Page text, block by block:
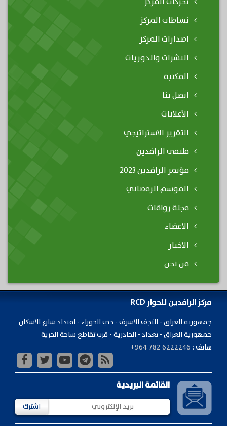
نشاطات المركز
اصدارات المركز
النشرات والدوريات
المكتبة
اتصل بنا
الأعلانات
التقرير الاستراتيجي
ملتقى الرافدين
مؤتمر الرافدين 2023
الموسم الرمضاني
مجلة رواقات
الاعضاء
الاخبار
من نحن
مركز الرافدين للحوار RCD
جمهورية ​العراق - النجف الاشرف - حي الحوراء - امتداد شارع الاسكان
جمهورية العراق - بغداد - الجادرية - قرب تقاطع ساحة الحرية
هاتف : +964 782 6222246
القائمة البريدية
اشترك